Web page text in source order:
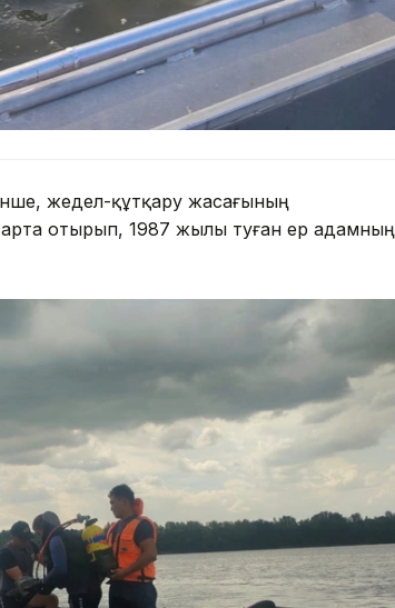
жедел-құтқару жасағының
отырып, 1987 жылы туған ер адамның